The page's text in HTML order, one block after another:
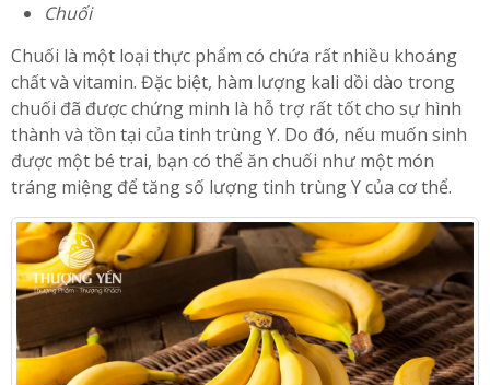
Chuối
Chuối là một loại thực phẩm có chứa rất nhiều khoáng
chất và vitamin. Đặc biệt, hàm lượng kali dồi dào trong
chuối đã được chứng minh là hỗ trợ rất tốt cho sự hình
thành và tồn tại của tinh trùng Y. Do đó, nếu muốn sinh
được một bé trai, bạn có thể ăn chuối như một món
tráng miệng để tăng số lượng tinh trùng Y của cơ thể.